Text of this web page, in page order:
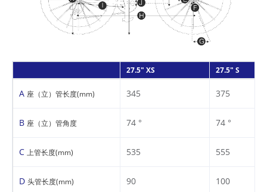
27.5" XS 27.5" S
A 座（立）管长度(mm) 345 375
B 座（立）管角度 74 ° 74 °
C 上管长度(mm) 535 555
D 头管长度(mm) 90 100